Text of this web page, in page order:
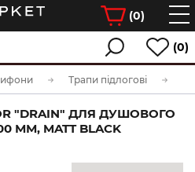
(0)
(0)
Трапи підлогові
"DRAIN" ДЛЯ ДУШОВОГО
ММ, MATT BLACK